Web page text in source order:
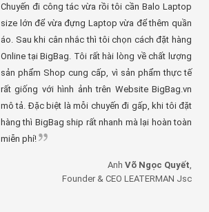
Chuyến đi công tác vừa rồi tôi cần Balo Laptop
size lớn để vừa đựng Laptop vừa để thêm quần
áo. Sau khi cân nhắc thì tôi chọn cách đặt hàng
Online tại BigBag. Tôi rất hài lòng về chất lượng
sản phẩm Shop cung cấp, vì sản phẩm thực tế
rất giống với hình ảnh trên Website BigBag.vn
mô tả. Đặc biệt là mỗi chuyến đi gấp, khi tôi đặt
hàng thì BigBag ship rất nhanh mà lại hoàn toàn
miễn phí!
Anh Võ Ngọc Quyết
Founder & CEO LEATERMAN Jsc